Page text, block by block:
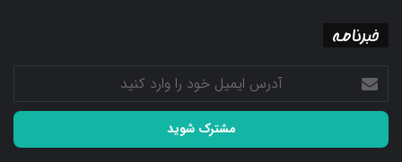
خبرنامه
آدرس
ایمیل
خود
وارد